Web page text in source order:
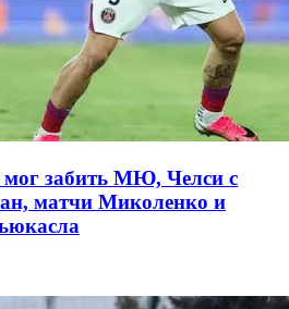
забить МЮ, Челси с
матчи Миколенко и